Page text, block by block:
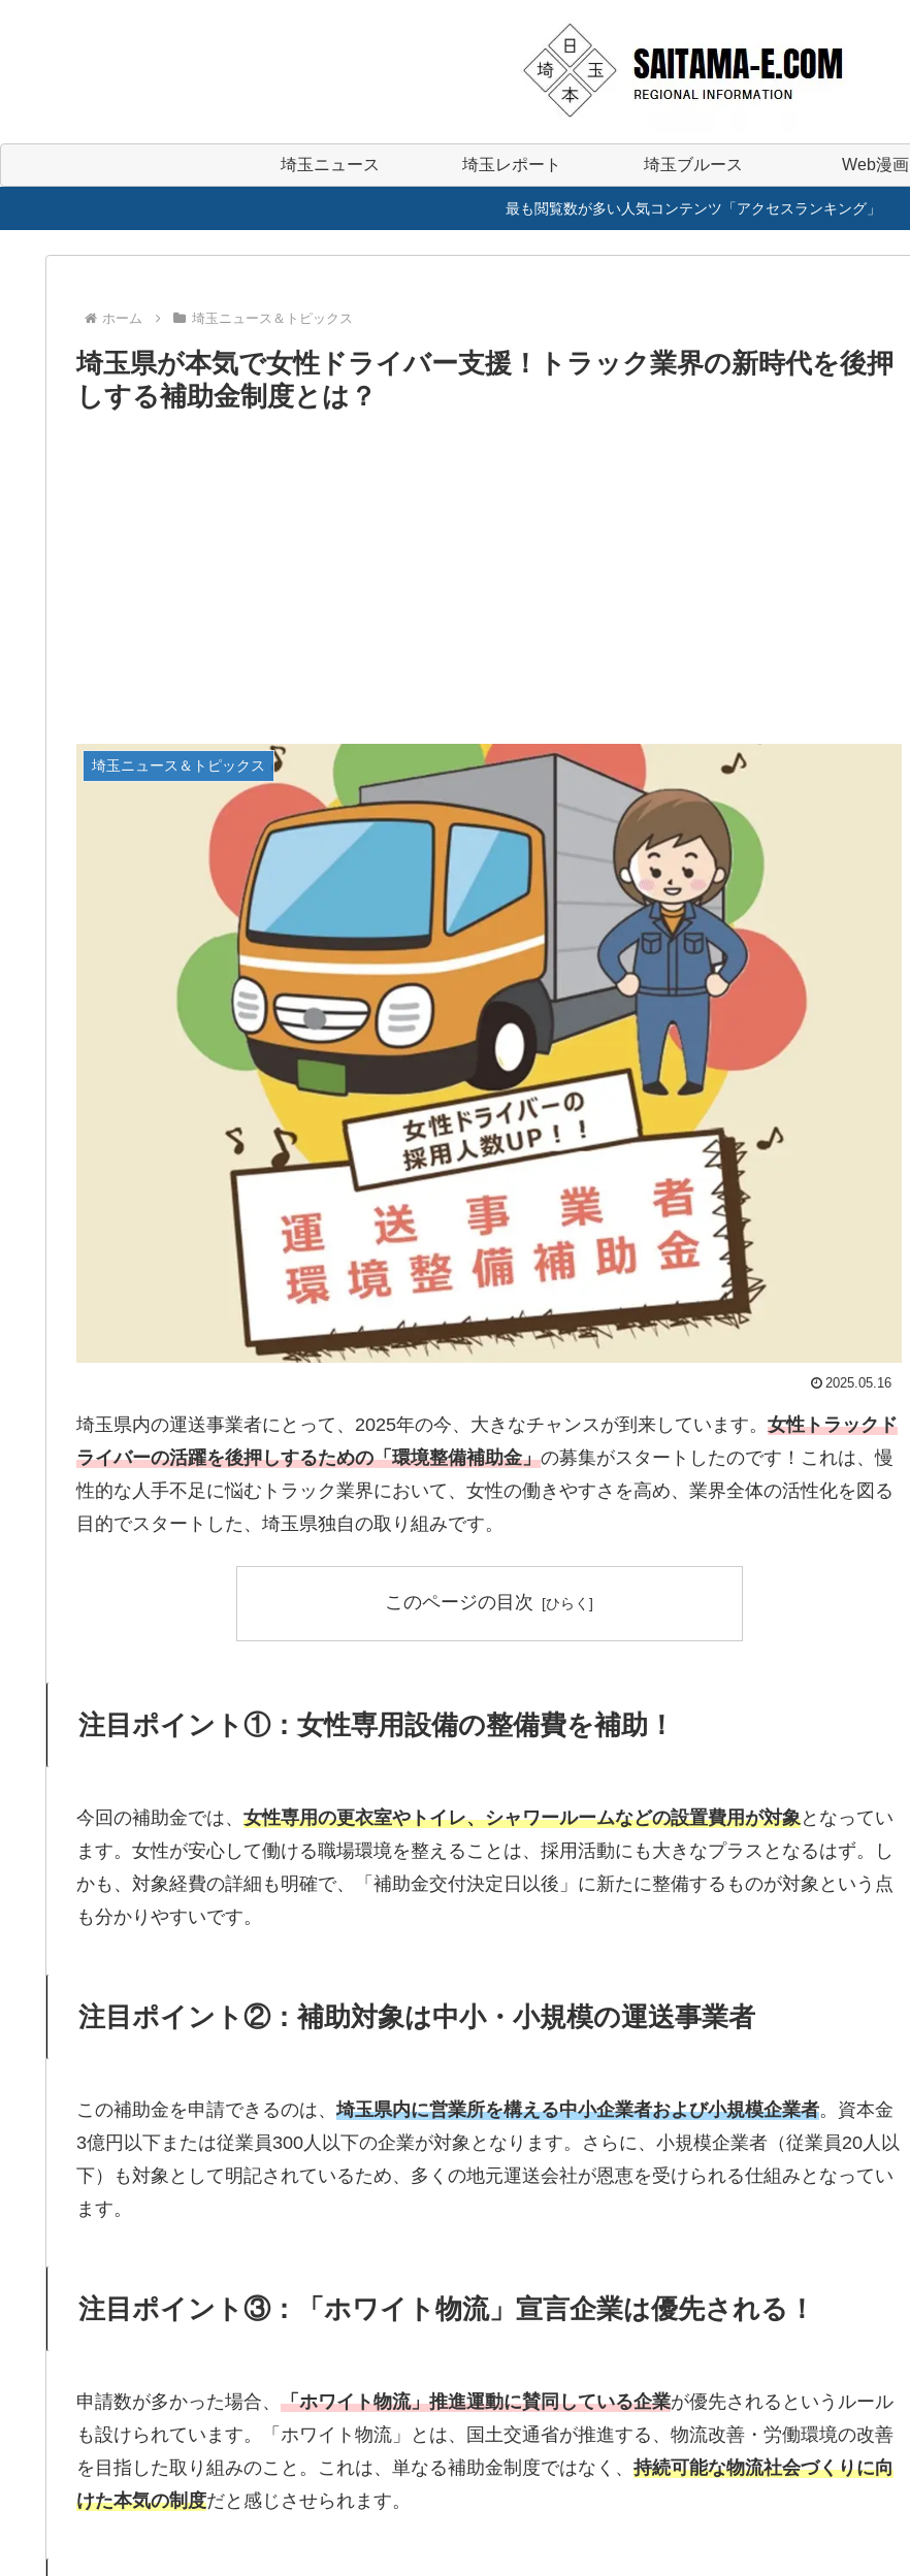
埼玉ニュース 埼玉レポート 埼玉ブルース Web漫画
最も閲覧数が多い人気コンテンツ「アクセスランキング」
ホーム 埼玉ニュース＆トピックス
埼玉県が本気で女性ドライバー支援！トラック業界の新時代を後押
しする補助金制度とは？
埼玉ニュース＆トピックス
2025.05.16
埼玉県内の運送事業者にとって、2025年の今、大きなチャンスが到来しています。 女性トラックド
ライバーの活躍を後押しするための「環境整備補助金」の募集がスタートしたのです！これは、慢
性的な人手不足に悩むトラック業界において、女性の働きやすさを高め、業界全体の活性化を図る
目的でスタートした、埼玉県独自の取り組みです。
このページの目次
注目ポイント①：女性専用設備の整備費を補助！
今回の補助金では、 女性専用の更衣室やトイレ、シャワールームなどの設置費用が対象となってい
ます。女性が安心して働ける職場環境を整えることは、採用活動にも大きなプラスとなるはず。し
かも、対象経費の詳細も明確で、「補助金交付決定日以後」に新たに整備するものが対象という点
も分かりやすいです。
注目ポイント②：補助対象は中小・小規模の運送事業者
この補助金を申請できるのは、埼玉県内に営業所を構える中小企業者および小規模企業者。資本金
3億円以下または従業員300人以下の企業が対象となります。さらに、小規模企業者（従業員20人以
下）も対象として明記されているため、多くの地元運送会社が恩恵を受けられる仕組みとなってい
ます。
注目ポイント③：「ホワイト物流」宣言企業は優先される！
申請数が多かった場合、 「ホワイト物流」推進運動に賛同している企業が優先されるというルール
も設けられています。「ホワイト物流」とは、国土交通省が推進する、物流改善・労働環境の改善
を目指した取り組みのこと。これは、単なる補助金制度ではなく、 持続可能な物流社会づくりに向
けた本気の制度だと感じさせられます。